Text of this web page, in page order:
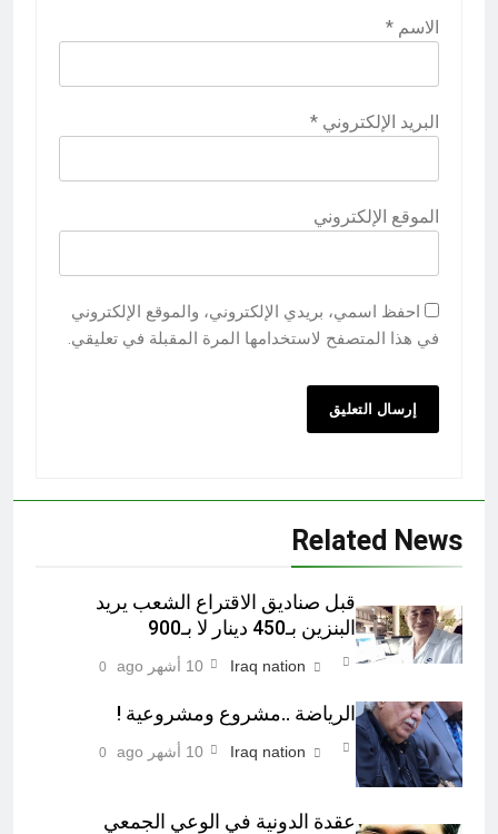
الاسم *
البريد الإلكتروني *
الموقع الإلكتروني
احفظ اسمي، بريدي الإلكتروني، والموقع الإلكتروني
في هذا المتصفح لاستخدامها المرة المقبلة في تعليقي.
Related News
قبل صناديق الاقتراع الشعب يريد
البنزين بـ450 دينار لا بـ900
Iraq nation 10 أشهر ago 0
الرياضة ..مشروع ومشروعية !
Iraq nation 10 أشهر ago 0
عقدة الدونية في الوعي الجمعي